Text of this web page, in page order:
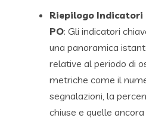
Riepilogo Indicatori
PO: Gli indicatori
una panoramica
relative al periodo di
metriche come il
segnalazioni, la
chiuse e quelle